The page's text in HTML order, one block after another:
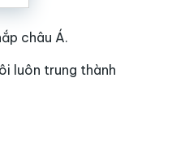
châu Á.
luôn trung thành